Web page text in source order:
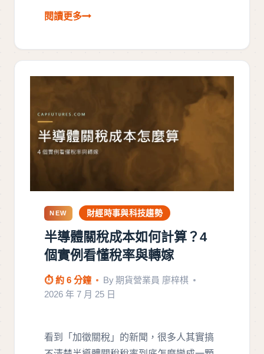
NEW 財經時事與科技趨勢
半導體關稅成本如何計算？4
個實例看懂稅率與轉嫁
⏱ 約 6 分鐘 By期貨營業員 廖梓棋
2026 年 7 月 25 日
看到「加徵關稅」的新聞，很多人其實搞